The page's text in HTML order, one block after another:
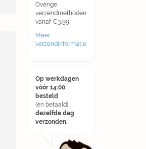
Overige
verzendmethoden
vanaf €3,99.
Meer
verzendinformatie
Op werkdagen
vóór 14:00
besteld
(en betaald)
dezelfde dag
verzonden.